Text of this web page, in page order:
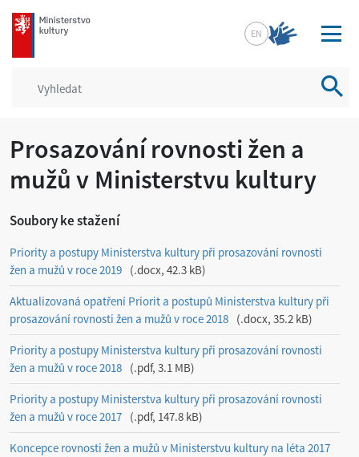
mkcr.cz
EN
Prosazování rovnosti žen a
mužů v Ministerstvu kultury
Soubory ke stažení
Priority a postupy Ministerstva kultury při prosazování rovnosti
žen a mužů v roce 2019
.docx, 42.3 kB
Aktualizovaná opatření Priorit a postupů Ministerstva kultury při
prosazování rovnosti žen a mužů v roce 2018
.docx, 35.2 kB
Priority a postupy Ministerstva kultury při prosazování rovnosti
žen a mužů v roce 2018
.pdf, 3.1 MB
Priority a postupy Ministerstva kultury při prosazování rovnosti
žen a mužů v roce 2017
.pdf, 147.8 kB
Koncepce rovnosti žen a mužů v Ministerstvu kultury na léta 2017